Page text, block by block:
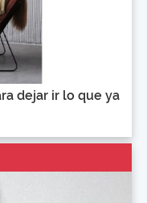
dejar ir lo que ya